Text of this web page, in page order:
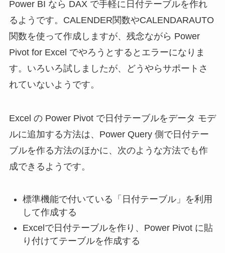
Power BI なら DAX で手軽に日付テーブルを作れ
るようです。CALENDER関数やCALENDARAUTO
関数を使って作成しますが、残念ながら Power
Pivot for Excel でやろうとするとエラーになりま
す。いろいろ試しましたが、どうやらサポートさ
れていないようです。
Excel の Power Pivot で日付テーブルをデータ モデ
ルに追加する方法は、 Power Query 側で日付テー
ブルを作る方法のほかに、次のような方法でも作
成できるようです。
標準機能で付いている「日付テーブル」を利用
して作成する
Excelで日付テーブルを作り、Power Pivot に貼
り付けてテーブルを作成する